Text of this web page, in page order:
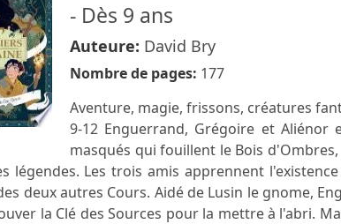
- Dès 9 ans
Auteure: David Bry
Nombre de pages: 177
Aventure, magie, frissons, créatures
9-12 Enguerrand, Grégoire et Aliénor
masqués qui fouillent le Bois
légendes. Les trois amis apprennent
deux autres Cours. Aidé de Lusin le gnome,
la Clé des Sources pour la mettre à l'abri.